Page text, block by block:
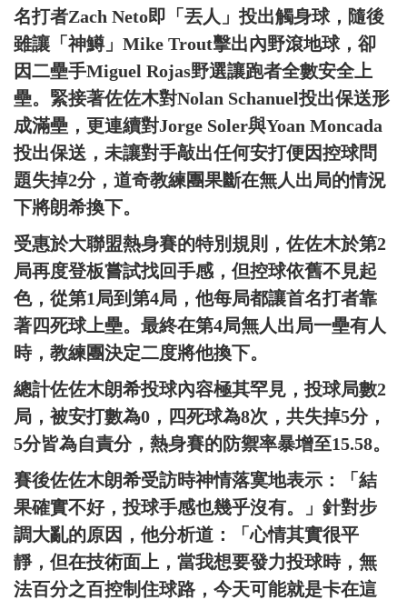
名打者Zach Neto即「丟人」投出觸身球，隨後
雖讓「神鱒」Mike Trout擊出內野滾地球，卻
因二壘手Miguel Rojas野選讓跑者全數安全上
壘。緊接著佐佐木對Nolan Schanuel投出保送形
成滿壘，更連續對Jorge Soler與Yoan Moncada
投出保送，未讓對手敲出任何安打便因控球問
題失掉2分，道奇教練團果斷在無人出局的情況
下將朗希換下。
受惠於大聯盟熱身賽的特別規則，佐佐木於第2
局再度登板嘗試找回手感，但控球依舊不見起
色，從第1局到第4局，他每局都讓首名打者靠
著四死球上壘。最終在第4局無人出局一壘有人
時，教練團決定二度將他換下。
總計佐佐木朗希投球內容極其罕見，投球局數2
局，被安打數為0，四死球為8次，共失掉5分，
5分皆為自責分，熱身賽的防禦率暴增至15.58。
賽後佐佐木朗希受訪時神情落寞地表示：「結
果確實不好，投球手感也幾乎沒有。」針對步
調大亂的原因，他分析道：「心情其實很平
靜，但在技術面上，當我想要發力投球時，無
法百分之百控制住球路，今天可能就是卡在這